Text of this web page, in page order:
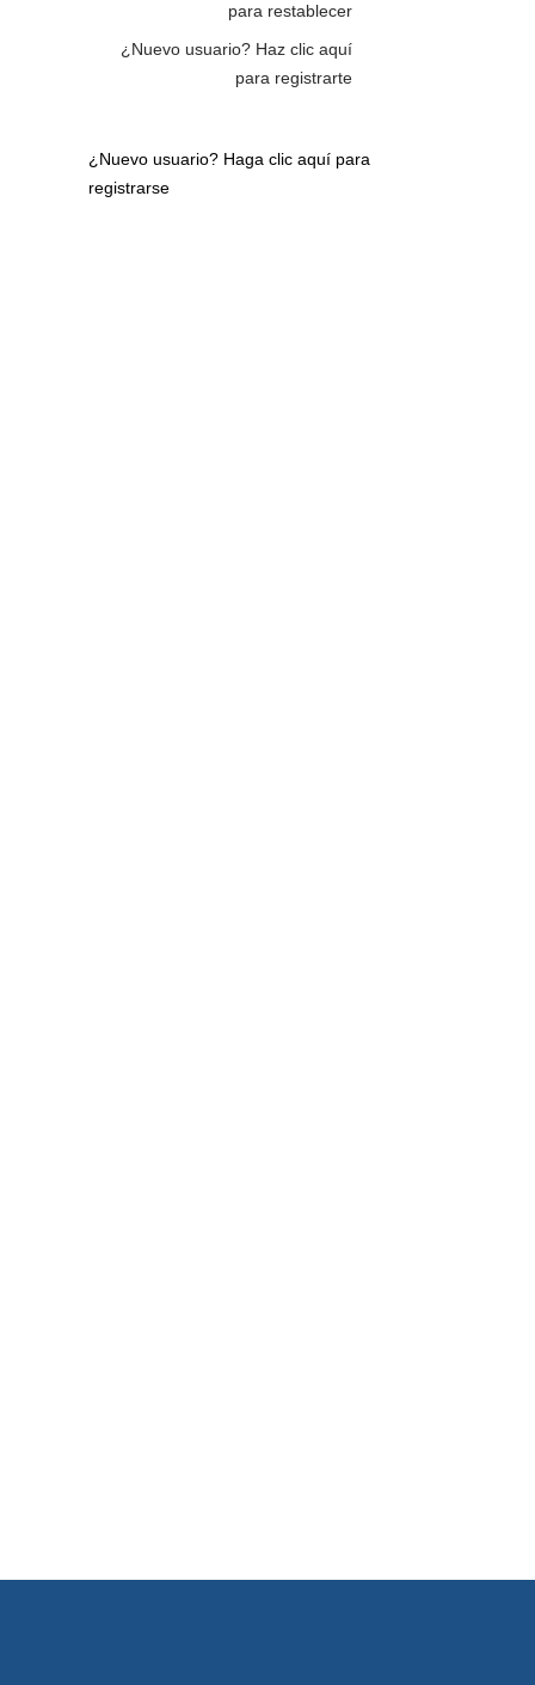
para restablecer
¿Nuevo usuario? Haz clic aquí
para registrarte
¿Nuevo usuario? Haga clic aquí para
registrarse